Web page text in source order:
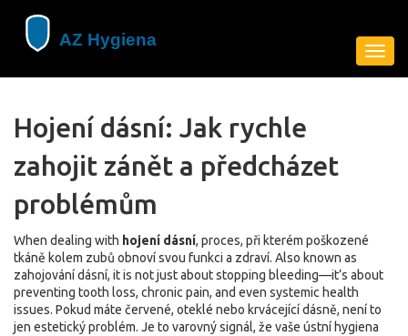
Hojení dásní: Jak rychle
zahojit zánět a předcházet
problémům
When dealing with hojení dásní, proces, při kterém poškozené
tkáně kolem zubů obnoví svou funkci a zdraví. Also known as
zahojování dásní, it is not just about stopping bleeding—it’s about
preventing tooth loss, chronic pain, and even systemic health
issues. Pokud máte červené, oteklé nebo krvácející dásně, není to
jen estetický problém. Je to varovný signál, že vaše ústní hygiena